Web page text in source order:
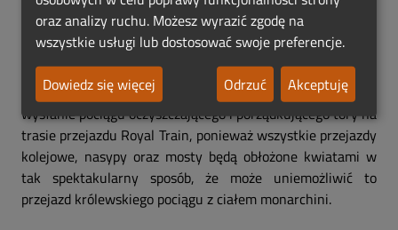
nie będą uczestniczyć w nim osobiście, zaproszone są do
śledzenia transmisji telewizyjnej, która będzie
transmitowana przez wszystkie telewizje świata.
Jak przekazał brytyjski dziennik Guardian
, planowane jest
wysłanie pociągu oczyszczającego i porządkującego tory na
trasie przejazdu Royal Train, ponieważ wszystkie przejazdy
kolejowe, nasypy oraz mosty będą obłożone kwiatami w
tak spektakularny sposób, że może uniemożliwić to
przejazd królewskiego pociągu z ciałem monarchini.
oraz analizy ruchu. Możesz wyrazić zgodę na
wszystkie usługi lub dostosować swoje preferencje.
Dowiedz się więcej
Odrzuć Akceptuję